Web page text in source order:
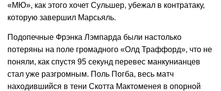
«МЮ», как этого хочет Сульшер, убежал в контратаку,
которую завершил Марсьяль.
Подопечные Фрэнка Лэмпарда были настолько
потеряны на поле громадного «Олд Траффорд», что не
поняли, как спустя 95 секунд перевес манкунианцев
стал уже разгромным. Поль Погба, весь матч
находившийся в тени Скотта Мактоменея в опорной